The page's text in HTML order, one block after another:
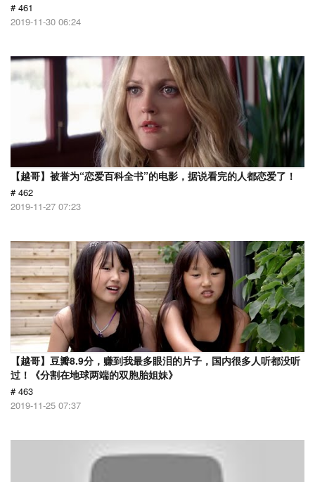
# 461
2019-11-30 06:24
【越哥】被誉为“恋爱百科全书”的电影，据说看完的人都恋爱了！
# 462
2019-11-27 07:23
【越哥】豆瓣8.9分，赚到我最多眼泪的片子，国内很多人听都没听
过！《分割在地球两端的双胞胎姐妹》
# 463
2019-11-25 07:37